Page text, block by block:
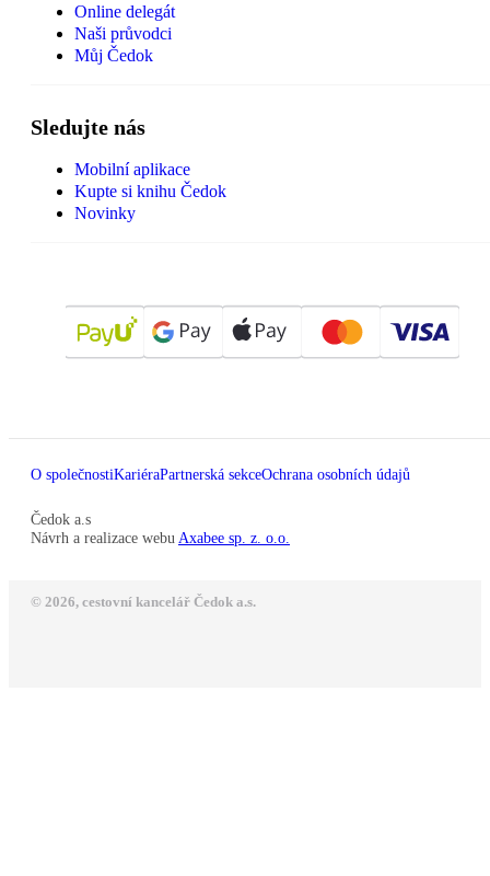
Online delegát
Naši průvodci
Můj Čedok
Sledujte nás
Mobilní aplikace
Kupte si knihu Čedok
Novinky
O společnostiKariéraPartnerská sekceOchrana osobních údajů
Čedok a.s
Návrh a realizace webu Axabee sp. z. o.o.
© 2026, cestovní kancelář Čedok a.s.